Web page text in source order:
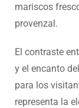
mariscos
provenzal.
El contraste
y el encanto
para los
representa la